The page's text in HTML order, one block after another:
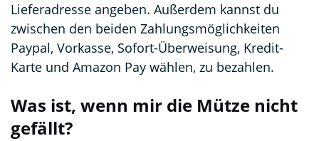
Lieferadresse angeben. Außerdem kannst du
zwischen den beiden Zahlungsmöglichkeiten
Paypal, Vorkasse, Sofort-Überweisung, Kredit-
Karte und Amazon Pay wählen, zu bezahlen.
Was ist, wenn mir die Mütze nicht
gefällt?